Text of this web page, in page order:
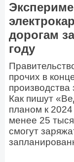
дорогам
году
прочих в
производства
Как пишут
планом к
менее 25
смогут